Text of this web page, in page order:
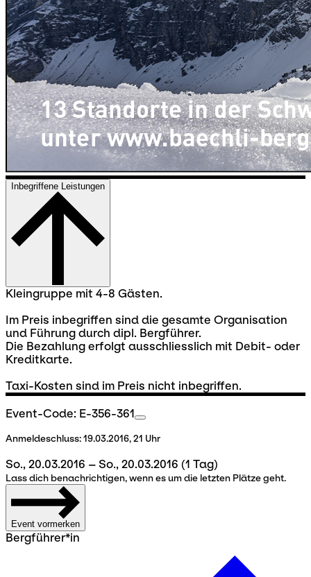
Inbegriffene Leistungen
Kleingruppe mit 4-8 Gästen.
Im Preis inbegriffen sind die gesamte Organisation
und Führung durch dipl. Bergführer.
Die Bezahlung erfolgt ausschliesslich mit Debit- oder
Kreditkarte.
Taxi-Kosten sind im Preis nicht inbegriffen.
Event-Code: E-356-361
Anmeldeschluss:19.03.2016, 21 Uhr
So., 20.03.2016 – So., 20.03.2016 (1 Tag)
Lass dich benachrichtigen, wenn es um die letzten Plätze geht.
Event vormerken
Bergführer*in